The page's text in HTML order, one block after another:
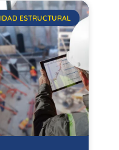
ESTRUCTURAL